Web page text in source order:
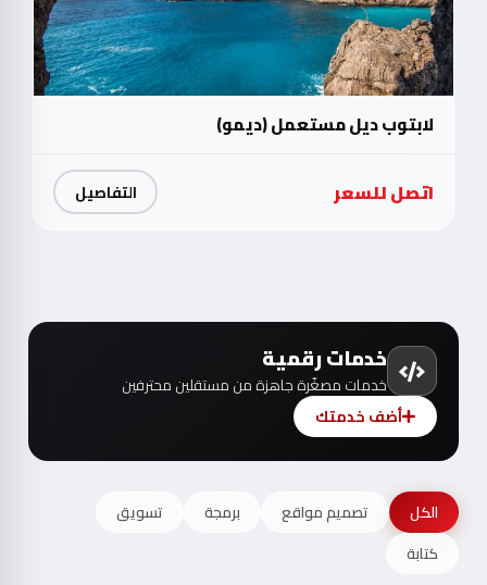
لابتوب ديل مستعمل (ديمو)
اتصل للسعر التفاصيل
خدمات رقمية
خدمات مصغّرة جاهزة من مستقلين محترفين
أضف خدمتك
الكل تصميم مواقع برمجة
تسويق
كتابة